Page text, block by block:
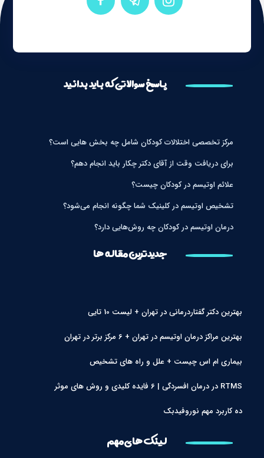
پاسخ سوالاتی که باید بدانید
مرکز تخصصی اختلالات کودکان شامل چه بخش هایی است؟
برای دریافت وقت از آقای دکتر چکار باید انجام دهم؟
علائم اوتیسم در کودکان چیست؟
تشخیص اوتیسم در کلینیک شما چگونه انجام می‌شود؟
درمان اوتیسم در کودکان چه روش‌هایی دارد؟
جدیدترین مقاله ها
بهترین دکتر گفتاردرمانی در تهران + لیست 10 تایی
بهترین مراکز درمان اوتیسم در تهران + 6 مرکز برتر در تهران
بیماری ام اس چیست + علل و راه های تشخیص
RTMS در درمان افسردگی | 6 فایده کلیدی و روش های موثر
ده کاربرد مهم نوروفیدبک
لینک های مهم